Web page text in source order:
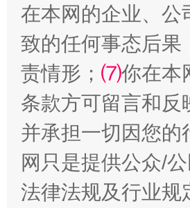
全民健身五年计划来了！等你上
在本网的企业、公
致的任何事态后果
责情形； ⑺你在本
条款方可留言和反
并承担一切因您的
网只是提供公众/
法律法规及行业规